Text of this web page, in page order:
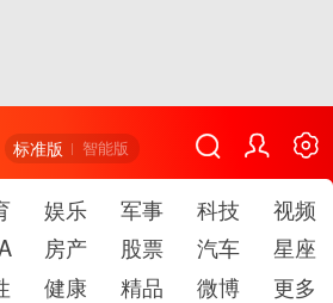
标准版 智能版
娱乐 军事 科技
视频
房产 股票 汽车
星座
健康 精品 微博 更多